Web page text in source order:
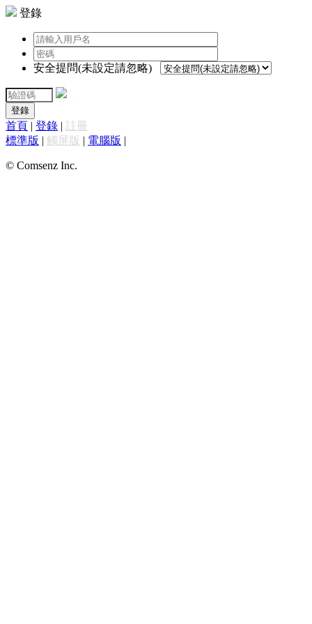
登錄
安全提問(未設定請忽略)
登錄
首頁 | 登錄 | 註冊
標準版 | 觸屏版 | 電腦版 |
© Comsenz Inc.